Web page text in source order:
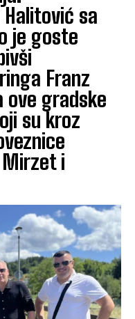
Halitović sa
je goste
Franz
ove gradske
su kroz
i